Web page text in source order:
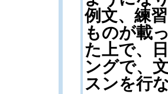
例文、練
ものが載
た上で、
ングで、
スンを行